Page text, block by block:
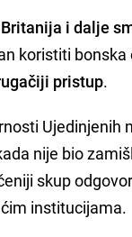
i dalje
koristiti
pristup.
nije bio
skup
institucijama.